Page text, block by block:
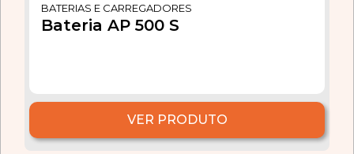
BATERIAS E CARREGADORES
Bateria AP 500 S
VER PRODUTO